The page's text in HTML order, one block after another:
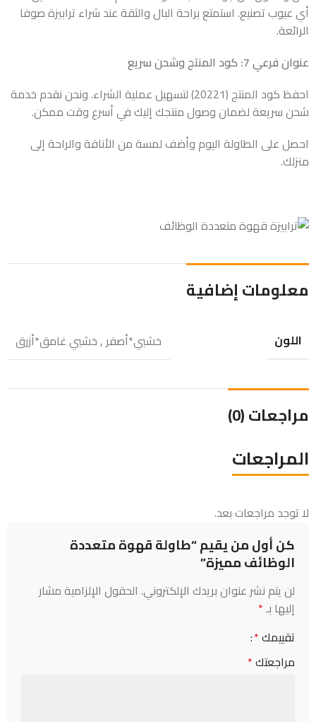
أي عيوب تصنيع. استمتع براحة البال والثقة عند شراء ترابيزة صوفا
الرائعة.
عنوان فرعي 7: كود المنتج وشحن سريع
احفظ كود المنتج (20221) لتسهيل عملية الشراء. ونحن نقدم خدمة
شحن سريعة لضمان وصول منتجك إليك في أسرع وقت ممكن.
احصل على الطاولة اليوم وأضف لمسة من الأناقة والراحة إلى
منزلك.
معلومات إضافية
اللون خشبي*أصفر ,خشبي غامق*أزرق
مراجعات (0)
المراجعات
لا توجد مراجعات بعد.
كن أول من يقيم “طاولة قهوة متعددة
الوظائف مميزة”
لن يتم نشر عنوان بريدك الإلكتروني. الحقول الإلزامية مشار
إليها بـ*
تقييمك*
مراجعتك*